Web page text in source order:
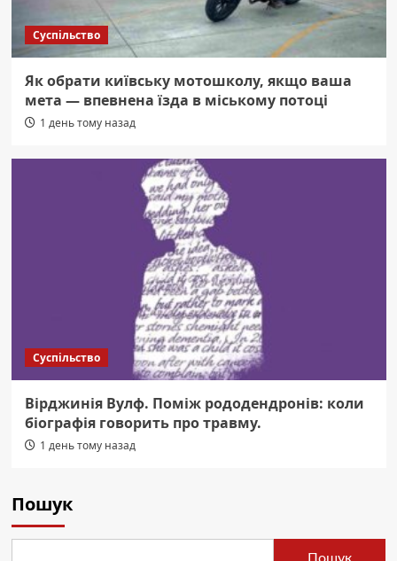
Суспільство
Як обрати київську мотошколу, якщо ваша
мета — впевнена їзда в міському потоці
1 день тому назад
Суспільство
Вірджинія Вулф. Поміж рододендронів: коли
біографія говорить про травму.
1 день тому назад
Пошук